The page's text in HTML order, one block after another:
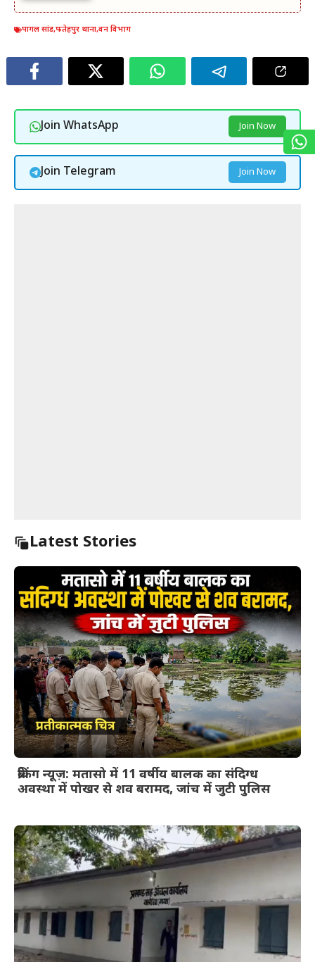
पागल सांड,फतेहपुर थाना,वन विभाग
Join WhatsApp Join Now
Join Telegram Join Now
Latest Stories
ब्रेकिंग न्यूज़: मतासो में 11 वर्षीय बालक का संदिग्ध
अवस्था में पोखर से शव बरामद, जांच में जुटी पुलिस